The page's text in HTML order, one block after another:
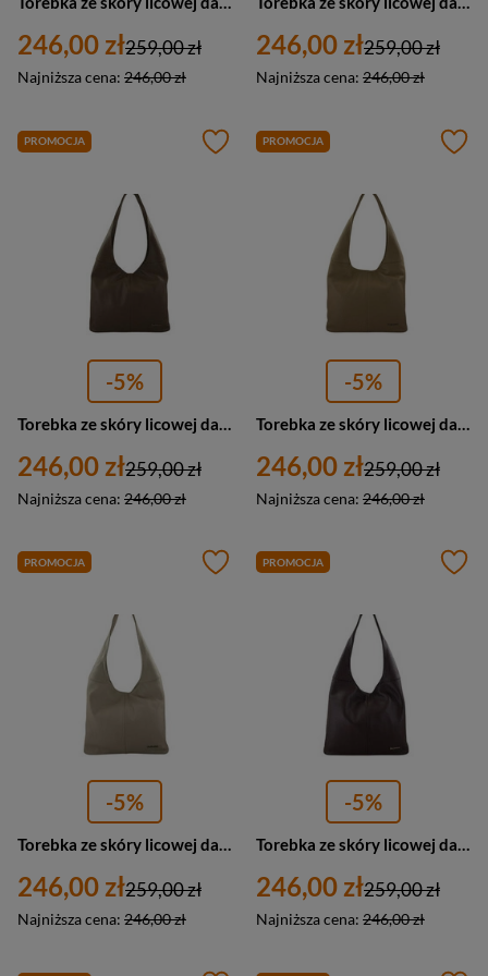
246,00 zł
Najniższa cena: 246,00 zł
259,00 zł 246,00 zł
Najniższa cena: 246,00 zł
259,00 zł
PROMOCJA
-5%
246,00 zł
Najniższa cena: 246,00 zł
259,00 zł
PROMOCJA
-5%
246,00 zł
Najniższa cena: 246,00 zł
259,00 zł
PROMOCJA
-5%
Torebka ze skóry licowej damska Barberini's 994-10 worek średnia jasnobeżowa
246,00 zł
Najniższa cena: 246,00 zł
259,00 zł
PROMOCJA
-5%
Torebka ze skóry licowej damska Barberini's 994-11 worek średnia ciemnobrązowa
246,00 zł
Najniższa cena: 246,00 zł
259,00 zł